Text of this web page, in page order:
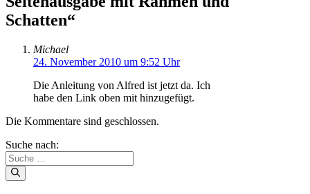
Schatten“
Michael
24. November 2010 um 9:52 Uhr
Die Anleitung von Alfred ist jetzt da. Ich
habe den Link oben mit hinzugefügt.
Die Kommentare sind geschlossen.
Suche nach: